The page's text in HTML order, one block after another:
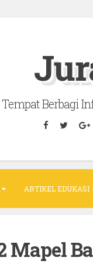
Tempat Berbagi
ARTIKEL EDUKASI
Mapel